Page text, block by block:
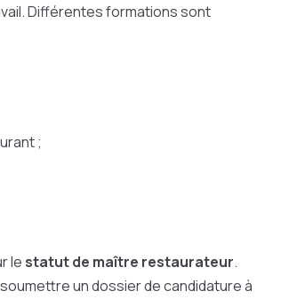
Différentes formations sont
;
le statut de maître restaurateur.
un dossier de candidature à